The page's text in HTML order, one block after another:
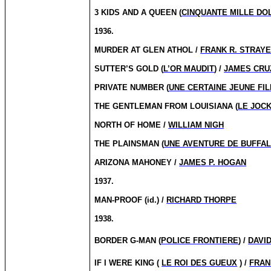
3 KIDS AND A QUEEN (CINQUANTE MILLE
1936.
MURDER AT GLEN ATHOL / FRANK R.
SUTTER’S GOLD (L’OR MAUDIT) /JAMES
PRIVATE NUMBER (UNE CERTAINE JEUNE
THE GENTLEMAN FROM LOUISIANA (LE
NORTH OF HOME /WILLIAM NIGH
THE PLAINSMAN (UNE AVENTURE DE
ARIZONA MAHONEY /JAMES P. HOGAN
1937.
MAN-PROOF (id.) / RICHARD THORPE
1938.
BORDER G-MAN (POLICE FRONTIERE) /
IF I WERE KING ( LE ROI DES GUEUX ) /